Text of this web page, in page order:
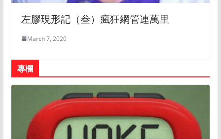
左膠現形記（叁）瘋狂網管連萬里
March 7, 2020
專欄